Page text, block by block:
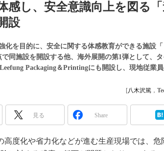
感し、安全意識向上を図る
設
化を目的に、安全に関する体感教育ができる施設
同施設を開設する他、海外展開の第1弾として、
Packaging＆Printingにも開設し、現地従業
[八木沢篤 ，
見る Share
度化や省力化などが進む生産現場では、危